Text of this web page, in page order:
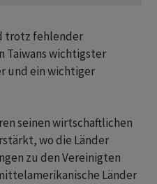
trotz fehlender
Taiwans wichtigster
und ein wichtiger
seinen wirtschaftlichen
wo die Länder
zu den Vereinigten
Länder